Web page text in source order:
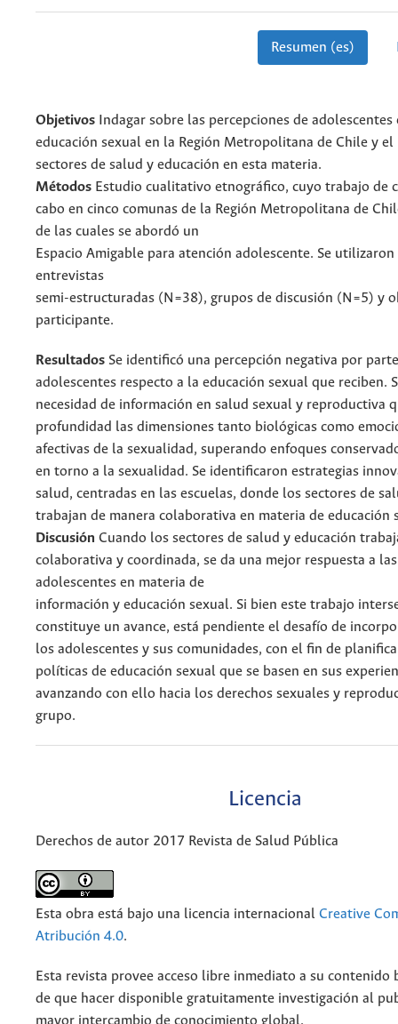
Resumen (es)
Objetivos Indagar sobre las percepciones de
educación sexual en la Región Metropolitana de Chile y
sectores de salud y educación en esta materia.
Métodos Estudio cualitativo etnográfico, cuyo trabajo de
cabo en cinco comunas de la Región Metropolitana de
de las cuales se abordó un
Espacio Amigable para atención adolescente. Se
entrevistas
semi-estructuradas (N=38), grupos de discusión (N=5) y
participante.
Resultados Se identificó una percepción negativa por
adolescentes respecto a la educación sexual que reciben.
necesidad de información en salud sexual y reproductiva
profundidad las dimensiones tanto biológicas como
afectivas de la sexualidad, superando enfoques
en torno a la sexualidad. Se identificaron estrategias
salud, centradas en las escuelas, donde los sectores de
trabajan de manera colaborativa en materia de educación
Discusión Cuando los sectores de salud y educación
colaborativa y coordinada, se da una mejor respuesta a
adolescentes en materia de
información y educación sexual. Si bien este trabajo
constituye un avance, está pendiente el desafío de
los adolescentes y sus comunidades, con el fin de
políticas de educación sexual que se basen en sus
avanzando con ello hacia los derechos sexuales y
grupo.
Licencia
Derechos de autor 2017 Revista de Salud Pública
Esta obra está bajo una licencia internacional Creative
Atribución 4.0.
Esta revista provee acceso libre inmediato a su contenido
de que hacer disponible gratuitamente investigación al